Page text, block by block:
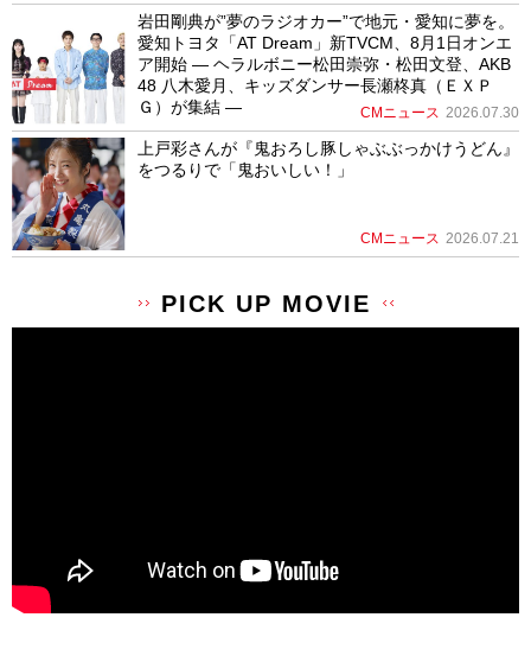
岩田剛典が”夢のラジオカー”で地元・愛知に夢を。
愛知トヨタ「AT Dream」新TVCM、8月1日オンエ
ア開始 ― ヘラルボニー松田崇弥・松田文登、AKB
48 八木愛月、キッズダンサー長瀬柊真（ＥＸＰ
Ｇ）が集結 ―
CMニュース 2026.07.30
上戸彩さんが『鬼おろし豚しゃぶぶっかけうどん』
をつるりで「鬼おいしい！」
CMニュース 2026.07.21
PICK UP MOVIE